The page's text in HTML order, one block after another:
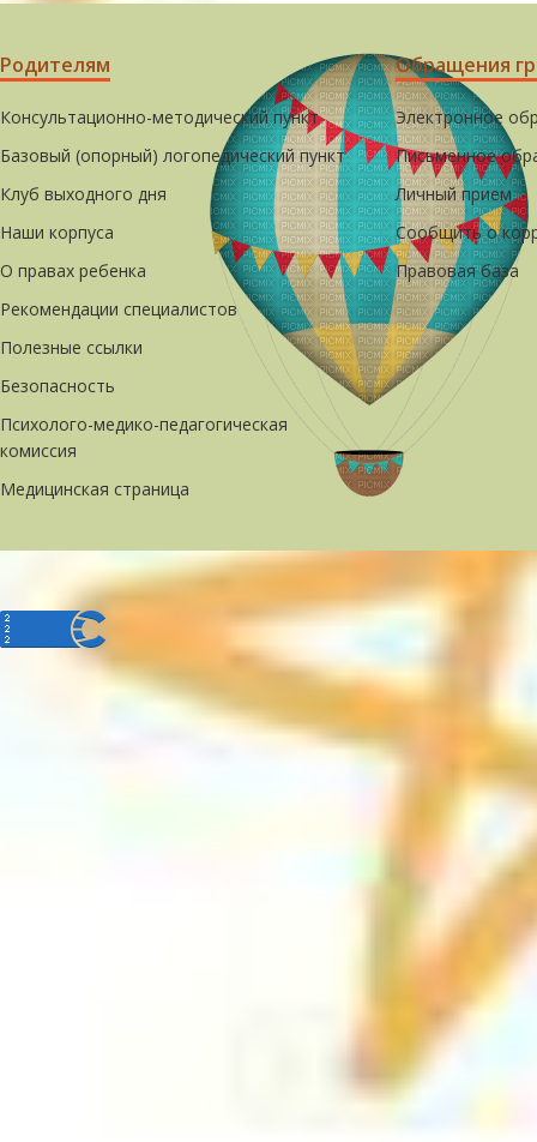
Родителям
Консультационно-методический пункт
Базовый (опорный) логопедический пункт
Клуб выходного дня
Наши корпуса
О правах ребенка
Рекомендации специалистов
Полезные ссылки
Безопасность
Психолого-медико-педагогическая
комиссия
Медицинская страница
Обращения
Электронное
Письменное
Личный прием
Сообщить о
Правовая база